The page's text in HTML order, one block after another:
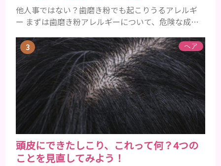
他人事ではない？歯磨き粉でも起こりうるアレルギ
ー まずは歯磨き粉アレルギーについて、危険な成分
まれるアレルギーを起こすおそれのある成分 まず、
普段お使いの歯磨き粉に含まれているどの成分にア
レルギーを引き起こすおそれがあるのかを説明しま
すね。 •フッ素･･･歯の表面のエナメルを守り強くし
たり、虫歯と防ぐ働きを持つ成分 •香味料 ･･･歯磨き
粉の風味や爽...
ヘア
頭皮にできたしこり、これって何？4つの
ことを見直してみよう！